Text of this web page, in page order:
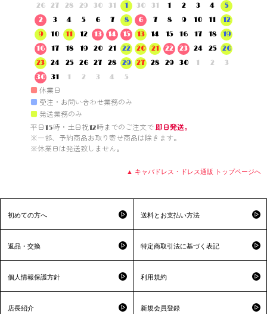
26
27 28 29 30 31
1
2
3 4 5 6 7
8
9
10 11 12 13 14
15
16
17 18 19 20 21
22
23
24 25 26 27 28
29
30
31 1 2 3 4 5
30
31 1 2 3 4
5
6
7 8 9 10 11
12
13
14 15 16 17 18
19
20
21 22 23 24 25
26
27
28 29 30 1 2 3
■ 休業日
■ 受注・お問い合わせ業務のみ
■ 発送業務のみ
平日15時・土日祝12時までのご注文で 即日発送。
※一部、予約商品お取り寄せ商品は除きます。
※休業日は発送致しません。
▲ キャバドレス・ドレス通販 トップページへ
初めての方へ 送料とお支払い方法
返品・交換 特定商取引法に基づく表記
個人情報保護方針 利用規約
店長紹介 新規会員登録